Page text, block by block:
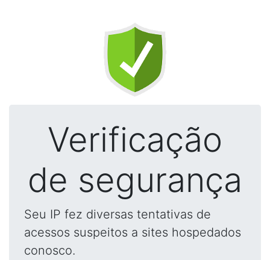
Verificação
de segurança
Seu IP fez diversas tentativas de
acessos suspeitos a sites hospedados
conosco.